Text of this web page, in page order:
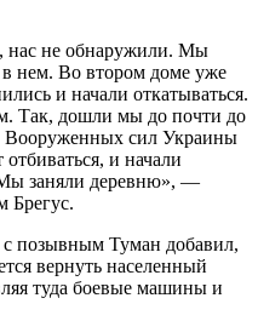
нас не обнаружили. Мы
в нем. Во втором доме уже
и начали откатываться.
Так, дошли мы до почти до
Вооруженных сил Украины
и начали
заняли деревню», —
Брегус.
позывным Туман добавил,
вернуть населенный
туда боевые машины и